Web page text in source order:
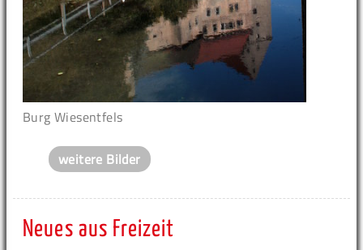
Burg Wiesentfels
weitere Bilder
Neues aus Freizeit